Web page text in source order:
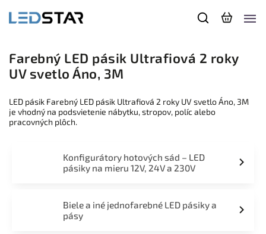
Farebný LED pásik Ultrafiová 2 roky
UV svetlo Áno, 3M
LED pásik Farebný LED pásik Ultrafiová 2 roky UV svetlo Áno, 3M
je vhodný na podsvietenie nábytku, stropov, políc alebo
pracovných plôch.
Konfigurátory hotových sád – LED
pásiky na mieru 12V, 24V a 230V
Biele a iné jednofarebné LED pásiky a
pásy